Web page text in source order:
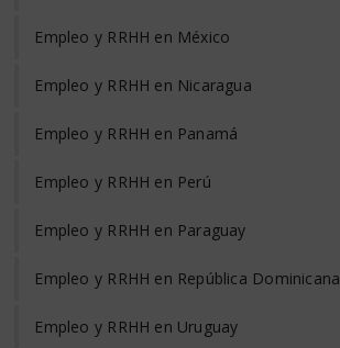
Empleo y RRHH en México
Empleo y RRHH en Nicaragua
Empleo y RRHH en Panamá
Empleo y RRHH en Perú
Empleo y RRHH en Paraguay
Empleo y RRHH en República Dominicana
Empleo y RRHH en Uruguay